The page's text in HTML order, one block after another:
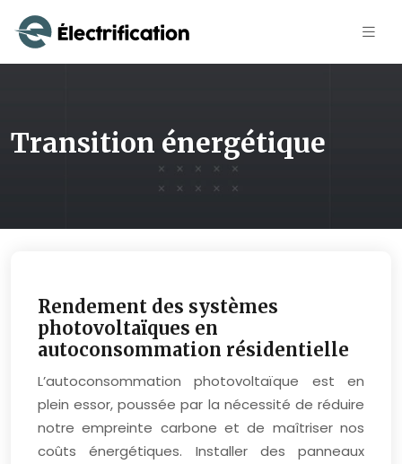
Transition énergétique
Rendement des systèmes
photovoltaïques en
autoconsommation résidentielle
L’autoconsommation photovoltaïque est en
plein essor, poussée par la nécessité de réduire
notre empreinte carbone et de maîtriser nos
coûts énergétiques. Installer des panneaux